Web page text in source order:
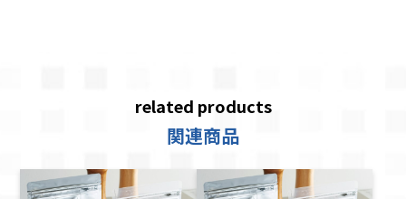
related products
関連商品